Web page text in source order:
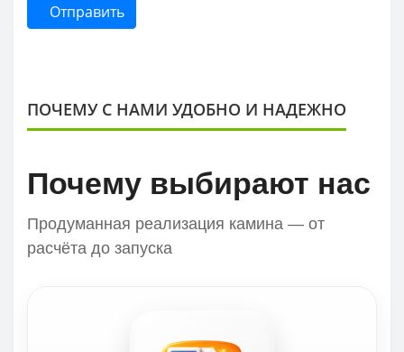
Отправить
ПОЧЕМУ С НАМИ УДОБНО И НАДЕЖНО
Почему выбирают нас
Продуманная реализация камина — от
расчёта до запуска